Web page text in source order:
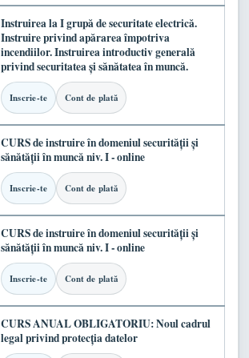
Instruirea la I grupă de securitate electrică.
Instruire privind apărarea împotriva
incendiilor. Instruirea introductiv generală
privind securitatea și sănătatea în muncă.
Inscrie-te Cont de plată
CURS de instruire în domeniul securității și
sănătății în muncă niv. I - online
Inscrie-te Cont de plată
CURS de instruire în domeniul securității și
sănătății în muncă niv. I - online
Inscrie-te Cont de plată
CURS ANUAL OBLIGATORIU: Noul cadrul
legal privind protecția datelor